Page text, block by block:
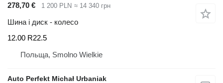
278,70 €
1 200 PLN ≈ 14 340 грн
Шина і диск - колесо
12.00 R22.5
Польща, Smolno Wielkie
Auto Perfekt Michał Urbaniak